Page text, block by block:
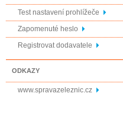
Test nastavení prohlížeče
Zapomenuté heslo
Registrovat dodavatele
ODKAZY
www.spravazeleznic.cz